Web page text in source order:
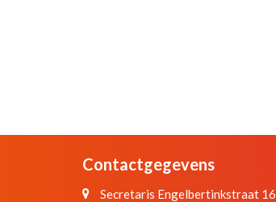
Contactgegevens
Secretaris Engelbertinkstraat 16